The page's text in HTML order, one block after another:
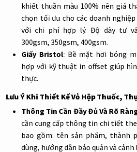
khiết thuần màu 100% nên giá
chọn tối ưu cho các doanh
với chi phí hợp lý.Độ dày tư
300gsm, 350gsm, 400gsm.
Giấy Bristol: Bề mặt hơi bóng
hợp với kỹ thuật in offset giúp
thực.
Lưu Ý Khi Thiết Kế Vỏ Hộp Thuốc,
Thông Tin Cần Đầy Đủ Và Rõ
cần cung cấp thông tin chi tiết
bao gồm: tên sản phẩm, thành
dùng, hướng dẫn bảo quản và cảnh